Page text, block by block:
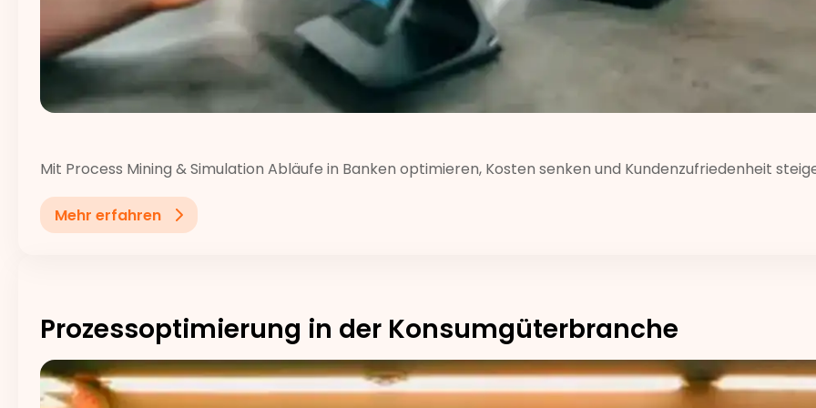
Mit Process Mining & Simulation Abläufe in Banken optimieren, Kosten senken und Kundenzufriedenheit
Mehr erfahren
Prozessoptimierung in der Konsumgüterbranche